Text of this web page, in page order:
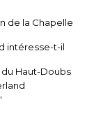
de la Chapelle
intéresse-t-il
Haut-Doubs